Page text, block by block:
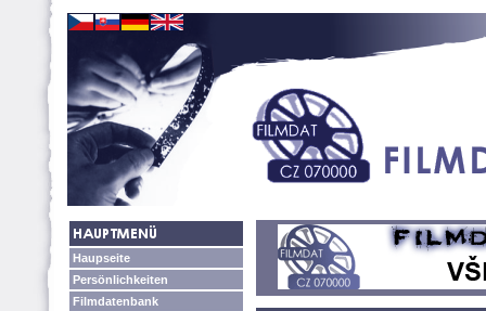
Haupseite
Persönlichkeiten
Filmdatenbank